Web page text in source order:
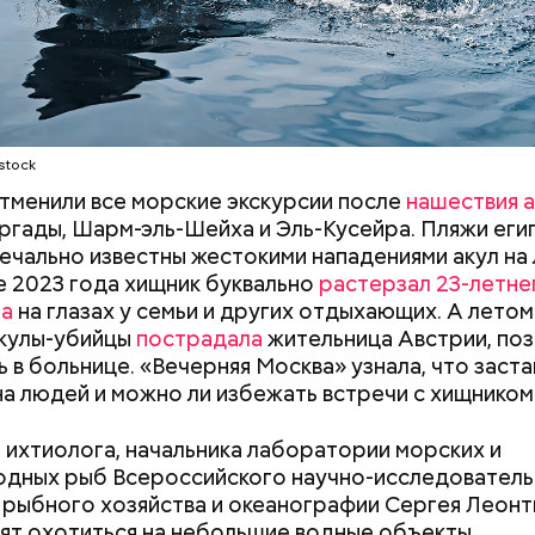
все морские экскурсии после нашествия
Шарм-эль-Шейха и Эль-Кусейра. Пляжи
известны жестокими нападениями акул
2023 года хищник буквально растерзал 23-
на глазах у семьи и других отдыхающих. А
убийцы пострадала жительница Австрии,
в больнице. «Вечерняя Москва» узнала, что
людей и можно ли избежать встречи с
начальника лаборатории морских и
рыб Всероссийского научно-
хозяйства и океанографии Сергея
большие, экскурсионные группы
на автобусе. Проезжают вглубь леса,
по одичавшим местам, где начинается самая
дня — прибыльный проект